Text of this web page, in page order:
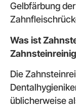
Gelbfärbung
Was ist
Die
üblicherweise